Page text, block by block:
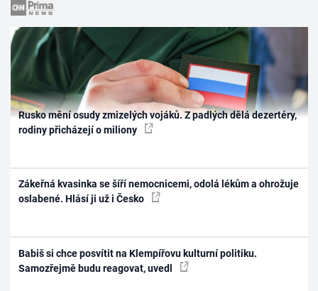
Rusko mění osudy zmizelých vojáků. Z padlých dělá dezertéry,
rodiny přicházejí o miliony
Zákeřná kvasinka se šíří nemocnicemi, odolá lékům a ohrožuje
oslabené. Hlásí ji už i Česko
Babiš si chce posvítit na Klempířovu kulturní politiku.
Samozřejmě budu reagovat, uvedl